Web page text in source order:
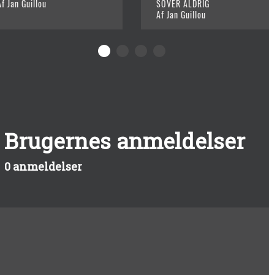
Jan Guillou
SOVER ALDRIG
Af Jan Guillou
Brugernes anmeldelser
0 anmeldelser